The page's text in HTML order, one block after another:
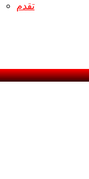
تقدم